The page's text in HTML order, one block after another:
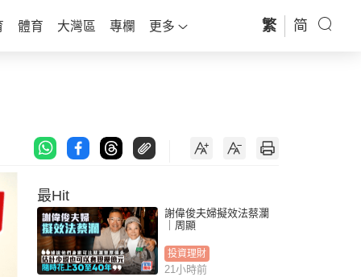
體育 大灣區 專欄 更多 繁 简
最Hit
謝偉俊夫婦擬效法蔡瀾
｜周顯
投資理財
21小時前